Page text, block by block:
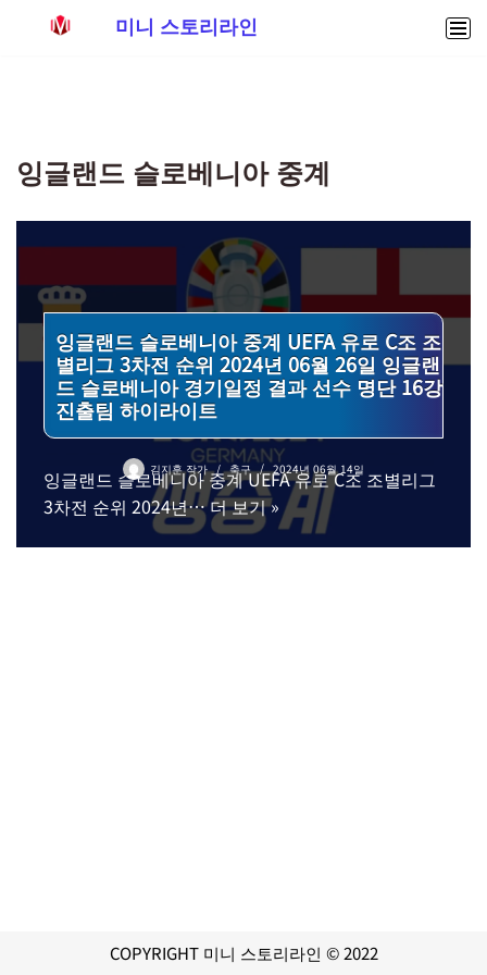
건
너
뛰
기
미니 스토리라인
잉글랜드 슬로베니아 중계
잉글랜드 슬로베니아 중계 UEFA 유로 C조 조
별리그 3차전 순위 2024년 06월 26일 잉글랜
드 슬로베니아 경기일정 결과 선수 명단 16강
진출팀 하이라이트
김지훈 작가 축구 2024년 06월 14일
잉글랜드 슬로베니아 중계 UEFA 유로 C조 조별리그
3차전 순위 2024년…더 보기 »
COPYRIGHT 미니 스토리라인 © 2022